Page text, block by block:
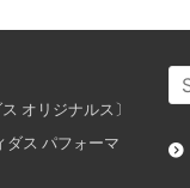
オリジナルス〕
ダス パフォーマ